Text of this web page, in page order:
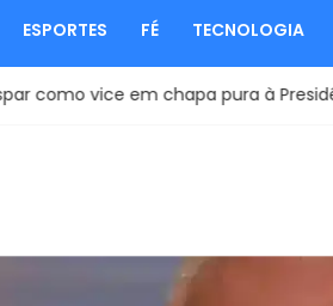
ESPORTES FÉ TECNOLOGIA
vice em chapa pura à Presidência